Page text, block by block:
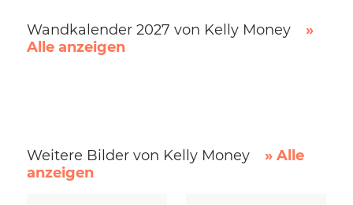
Wandkalender 2027 von Kelly Money
»
Alle anzeigen
Weitere Bilder von Kelly Money
» Alle
anzeigen